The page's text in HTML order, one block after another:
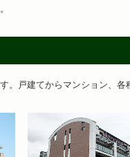
。戸建てからマンション、各